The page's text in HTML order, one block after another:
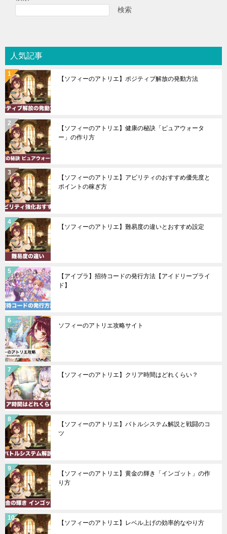
検索
人気記事
【ソフィーのアトリエ】ポジティブ解放の発動方法
【ソフィーのアトリエ】健康の秘訣「ピュアウォータ
ー」の作り方
【ソフィーのアトリエ】アビリティのおすすめ優先度と
ポイントの稼ぎ方
【ソフィーのアトリエ】難易度の違いとおすすめ設定
【アイプラ】招待コードの発行方法【アイドリープライ
ド】
ソフィーのアトリエ攻略サイト
【ソフィーのアトリエ】クリア時間はどれくらい？
【ソフィーのアトリエ】バトルシステム解説と戦闘のコ
ツ
【ソフィーのアトリエ】黄金の輝き「インゴット」の作
り方
【ソフィーのアトリエ】レベル上げの効率的なやり方